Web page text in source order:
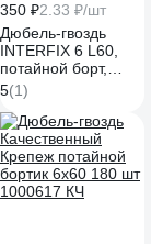
350 ₽2.33 ₽/шт
Дюбель-гвоздь
INTERFIX 6 L60,
потайной борт,
быстрый монтаж
ПП. 150 шт 24608
5(1)